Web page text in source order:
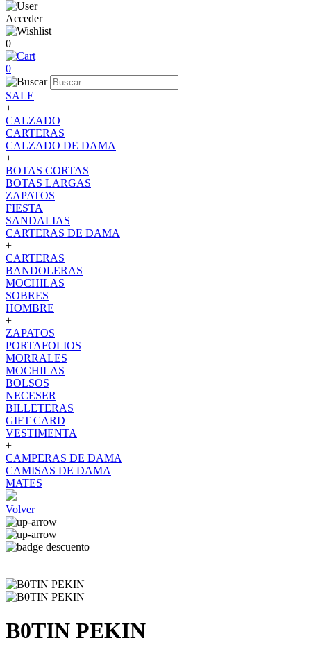
Acceder
0
0
SALE
+
CALZADO
CARTERAS
CALZADO DE DAMA
+
BOTAS CORTAS
BOTAS LARGAS
ZAPATOS
FIESTA
SANDALIAS
CARTERAS DE DAMA
+
CARTERAS
BANDOLERAS
MOCHILAS
SOBRES
HOMBRE
+
ZAPATOS
PORTAFOLIOS
MORRALES
MOCHILAS
BOLSOS
NECESER
BILLETERAS
GIFT CARD
VESTIMENTA
+
CAMPERAS DE DAMA
CAMISAS DE DAMA
MATES
Volver
B0TIN PEKIN